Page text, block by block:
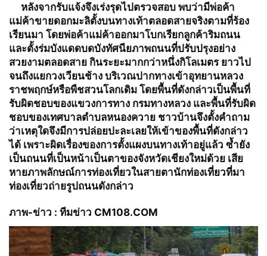
หลังจากรับแจ้งจึงเร่งรุดไปตรวจสอบ พบว่ามีพ่อค้า
แม่ค้าขายดอกมะลิตั้งบนทางเท้าตลอดสายจริงตามที่ร้อง
เรียนมา โดยพ่อค้าแม่ค้าออกมาโบกเรียกลูกค้าริมถนน
และตั้งร่มบังแดดบดบังทัศนียภาพถนนที่ปรับปรุงอย่าง
สวยงามตลอดสาย กินระยะมากกว่าหนึ่งกิโลเมตร ยาวไป
จนถึงแยกวงเวียนช้าง บริเวณปากทางเข้าอุทยานหลวง
ราชพฤกษ์หรือพืชสวนโลกเดิม โดยพื้นที่ดังกล่าวเป็นพื้นที่
รับผิดชอบของแขวงการทาง กรมทางหลวง และพื้นที่รับผิด
ชอบของเทศบาลตำบลหนองควาย ชาวบ้านจึงตั้งคำถาม
ว่าเหตุใดจึงมีการปล่อยปะละเลยให้เข้าของพื้นที่ดังกล่าว
ได้ เพราะผิดเรื่องของการตั้งแผงบนทางเท้าอยู่แล้ว ซ้ำยัง
เป็นถนนที่เป็นหน้าเป็นตาของจังหวัดเชียงใหม่ด้วย เสีย
หายภาพลักษณ์การท่องเที่ยวในสายตานักท่องเที่ยวที่มา
ท่องเที่ยวถ่ายรูปถนนดังกล่าว
ภาพ-ข่าว : ทีมข่าว CM108.COM